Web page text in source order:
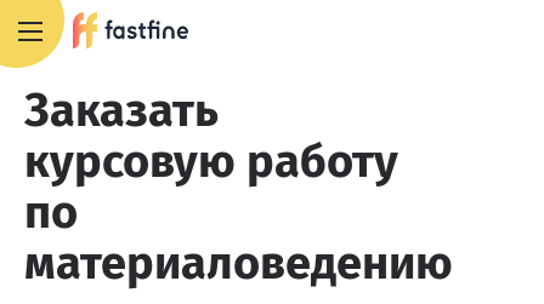
Заказать
курсовую работу
по
материаловедению